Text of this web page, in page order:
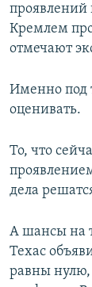
Кремлем
отмечают
Именно под
оценивать.
То, что
дела
А шансы на
Техас
равны нулю,